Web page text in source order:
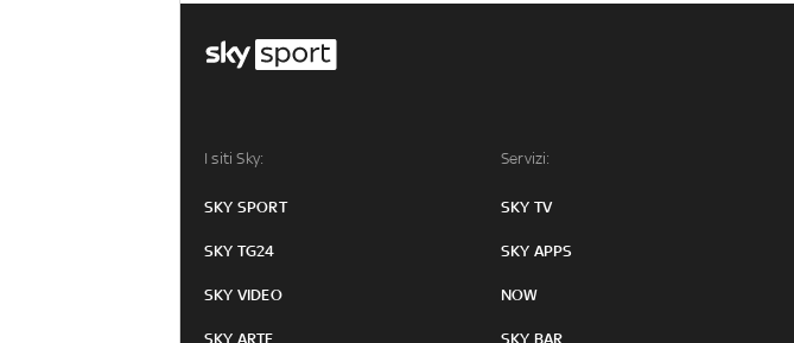
I siti Sky:
SKY SPORT
SKY TG24
SKY VIDEO
SKY ARTE
Servizi:
SKY TV
SKY APPS
NOW
SKY BAR